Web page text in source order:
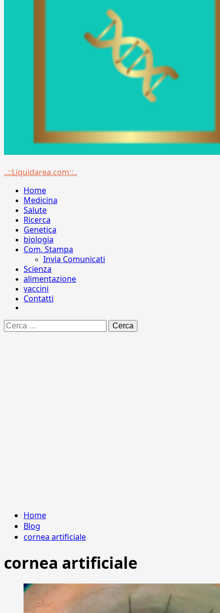
Menu
..::Liquidarea.com::..
Home
Medicina
Salute
Ricerca
Genetica
biologia
Com. Stampa
Invia Comunicati
Scienza
alimentazione
vaccini
Contatti
Ricerca
per:
Home
Blog
cornea artificiale
cornea artificiale